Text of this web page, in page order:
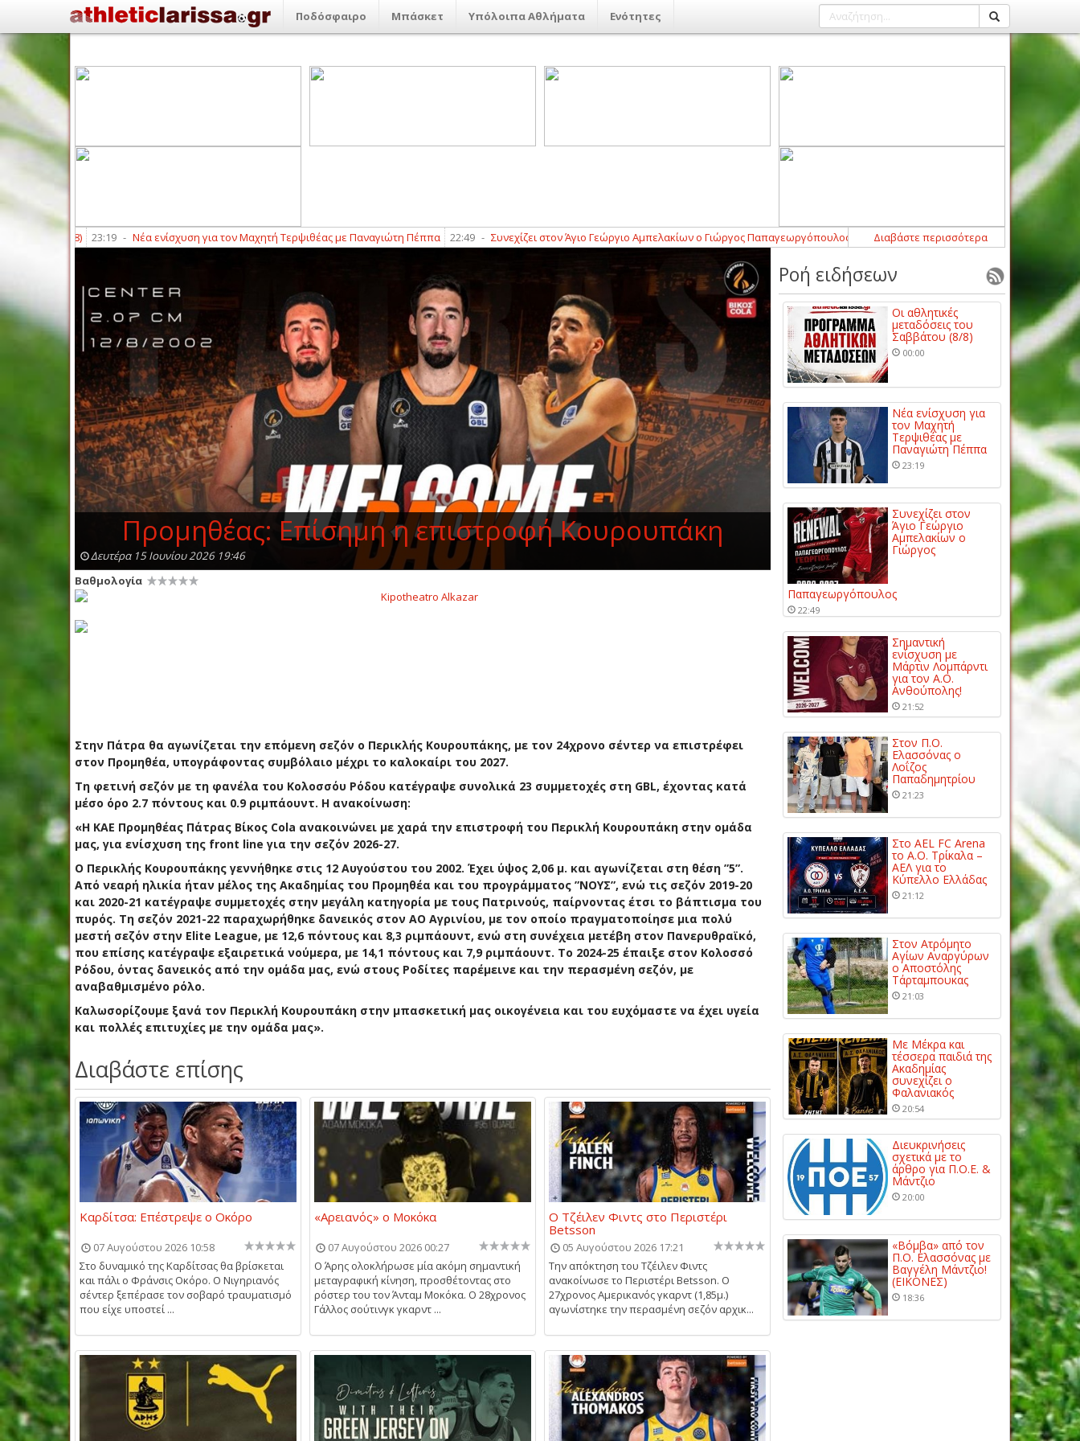
Ποδόσφαιρο Μπάσκετ Υπόλοιπα Αθλήματα Ενότητες
23:19 - Νέα ενίσχυση για τον Μαχητή Τερψιθέας με Παναγιώτη Πέππα 22:49 - Συνεχίζει στον Άγιο Γεώργιο Αμπελακίων ο Γιώργος Παπαγεωργόπουλος 21:52 Σημαντική ενίσχυση με Μάρτιν Λομπάρντι
Διαβάστε περισσότερα
Προμηθέας: Επίσημη η επιστροφή Κουρουπάκη
Δευτέρα 15 Ιουνίου 2026 19:46
Βαθμολογία
Στην Πάτρα θα αγωνίζεται την επόμενη σεζόν ο Περικλής Κουρουπάκης, με τον 24χρονο σέντερ να επιστρέφει
στον Προμηθέα, υπογράφοντας συμβόλαιο μέχρι το καλοκαίρι του 2027.
Τη φετινή σεζόν με τη φανέλα του Κολοσσόυ Ρόδου κατέγραψε συνολικά 23 συμμετοχές στη GBL, έχοντας κατά
μέσο όρο 2.7 πόντους και 0.9 ριμπάουντ. Η ανακοίνωση:
«Η ΚΑΕ Προμηθέας Πάτρας Βίκος Cola ανακοινώνει με χαρά την επιστροφή του Περικλή Κουρουπάκη στην ομάδα
μας, για ενίσχυση της front line για την σεζόν 2026-27.
Ο Περικλής Κουρουπάκης γεννήθηκε στις 12 Αυγούστου του 2002. Έχει ύψος 2,06 μ. και αγωνίζεται στη θέση ”5”.
Από νεαρή ηλικία ήταν μέλος της Ακαδημίας του Προμηθέα και του προγράμματος ”ΝΟΥΣ”, ενώ τις σεζόν 2019-20
και 2020-21 κατέγραψε συμμετοχές στην μεγάλη κατηγορία με τους Πατρινούς, παίρνοντας έτσι το βάπτισμα του
πυρός. Τη σεζόν 2021-22 παραχωρήθηκε δανεικός στον ΑΟ Αγρινίου, με τον οποίο πραγματοποίησε μια πολύ
μεστή σεζόν στην Elite League, με 12,6 πόντους και 8,3 ριμπάουντ, ενώ στη συνέχεια μετέβη στον Πανερυθραϊκό,
που επίσης κατέγραψε εξαιρετικά νούμερα, με 14,1 πόντους και 7,9 ριμπάουντ. Το 2024-25 έπαιξε στον Κολοσσό
Ρόδου, όντας δανεικός από την ομάδα μας, ενώ στους Ροδίτες παρέμεινε και την περασμένη σεζόν, με
αναβαθμισμένο ρόλο.
Καλωσορίζουμε ξανά τον Περικλή Κουρουπάκη στην μπασκετική μας οικογένεια και του ευχόμαστε να έχει υγεία
και πολλές επιτυχίες με την ομάδα μας».
Διαβάστε επίσης
Καρδίτσα: Επέστρεψε ο Οκόρο
07 Αυγούστου 2026 10:58
Στο δυναμικό της Καρδίτσας θα βρίσκεται
και πάλι ο Φράνσις Οκόρο. Ο Νιγηριανός
σέντερ ξεπέρασε τον σοβαρό τραυματισμό
που είχε υποστεί ...
«Αρειανός» ο Μοκόκα
07 Αυγούστου 2026 00:27
Ο Άρης ολοκλήρωσε μία ακόμη σημαντική
μεταγραφική κίνηση, προσθέτοντας στο
ρόστερ του τον Άνταμ Μοκόκα. Ο 28χρονος
Γάλλος σούτινγκ γκαρντ ...
Ο Τζέιλεν Φιντς στο Περιστέρι
Betsson
05 Αυγούστου 2026 17:21
Την απόκτηση του Τζέιλεν Φιντς
ανακοίνωσε το Περιστέρι Betsson. Ο
27χρονος Αμερικανός γκαρντ (1,85μ.)
αγωνίστηκε την περασμένη σεζόν αρχικ...
Ροή ειδήσεων
Οι αθλητικές
μεταδόσεις του
Σαββάτου (8/8)
00:00
Νέα ενίσχυση για
τον Μαχητή
Τερψιθέας με
Παναγιώτη Πέππα
23:19
Συνεχίζει στον
Άγιο Γεώργιο
Αμπελακίων ο
Γιώργος
Παπαγεωργόπουλος
22:49
Σημαντική
ενίσχυση με
Μάρτιν Λομπάρντι
για τον Α.Ο.
Ανθούπολης!
21:52
Στον Π.Ο.
Ελασσόνας ο
Λοΐζος
Παπαδημητρίου
21:23
Στο AEL FC Arena
το Α.Ο. Τρίκαλα –
ΑΕΛ για το
Κύπελλο Ελλάδας
21:12
Στον Ατρόμητο
Αγίων Αναργύρων
ο Αποστόλης
Τάρταμπουκας
21:03
Με Μέκρα και
τέσσερα παιδιά της
Ακαδημίας
συνεχίζει ο
Φαλανιακός
20:54
Διευκρινήσεις
σχετικά με το
άρθρο για Π.Ο.Ε. &
Μάντζιο
20:00
«Βόμβα» από τον
Π.Ο. Ελασσόνας με
Βαγγέλη Μάντζιο!
(ΕΙΚΟΝΕΣ)
18:36